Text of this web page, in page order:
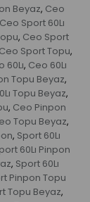
Beyaz, Ceo
Ceo Sport 60Lı
, Ceo Sport
Ceo Sport Topu,
60Lı, Ceo 60Lı
Topu Beyaz,
Topu Beyaz,
, Ceo Pinpon
Topu Beyaz,
, Sport 60Lı
60Lı Pinpon
, Sport 60Lı
Pinpon Topu
Topu Beyaz,